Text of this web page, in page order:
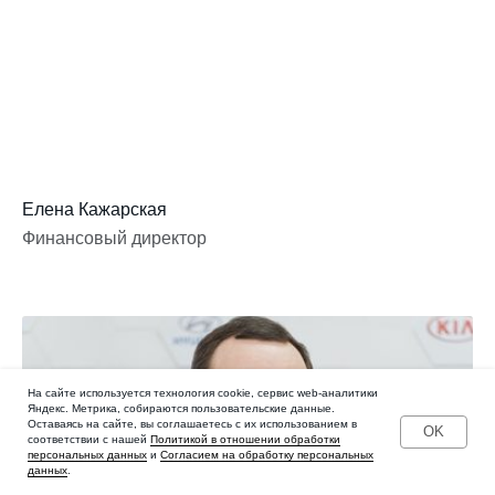
Елена Кажарская
Финансовый директор
На сайте используется технология cookie, сервис web-аналитики
Яндекс. Метрика, собираются пользовательские данные.
Оставаясь на сайте, вы соглашаетесь с их использованием в
соответствии с нашей Политикой в отношении обработки
персональных данных и Согласием на обработку персональных
данных
OK